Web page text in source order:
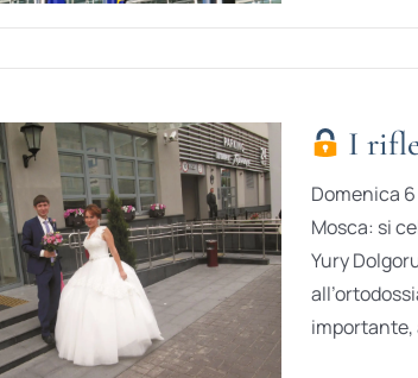
I
Domenica
Mosca: si
Yury
importante,